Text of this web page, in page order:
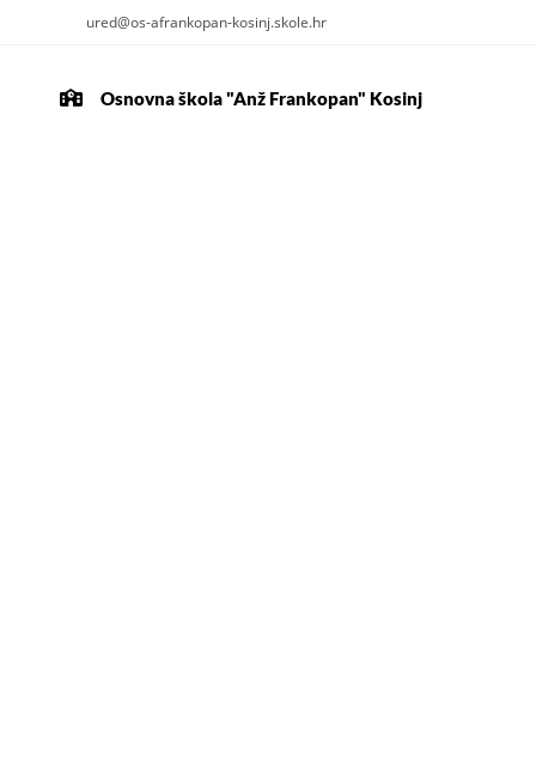
ured@os-afrankopan-kosinj.skole.hr
Osnovna škola "Anž Frankopan" Kosinj